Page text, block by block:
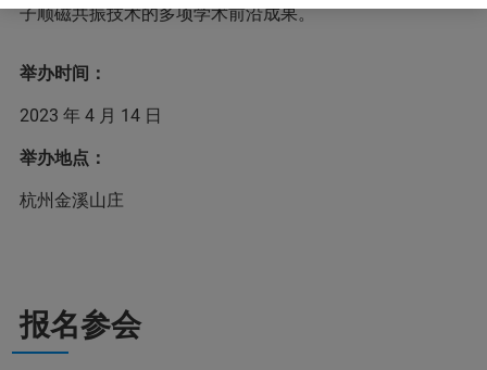
子顺磁共振技术的多项学术前沿成果。
举办时间：
2023 年 4 月 14 日
举办地点：
杭州金溪山庄
报名参会